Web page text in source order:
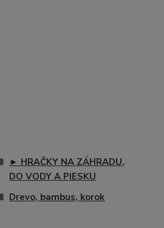
► HRAČKY NA ZÁHRADU,
DO VODY A PIESKU
Drevo, bambus, korok